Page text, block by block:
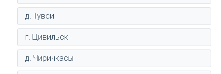
д. Тувси
г. Цивильск
д. Чиричкасы